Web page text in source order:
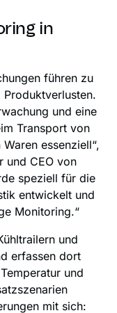
in
führen zu
Produktverlusten.
und eine
Transport von
essenziell“,
und CEO von
speziell für die
entwickelt und
Monitoring.“
und
erfassen dort
und
mit sich: